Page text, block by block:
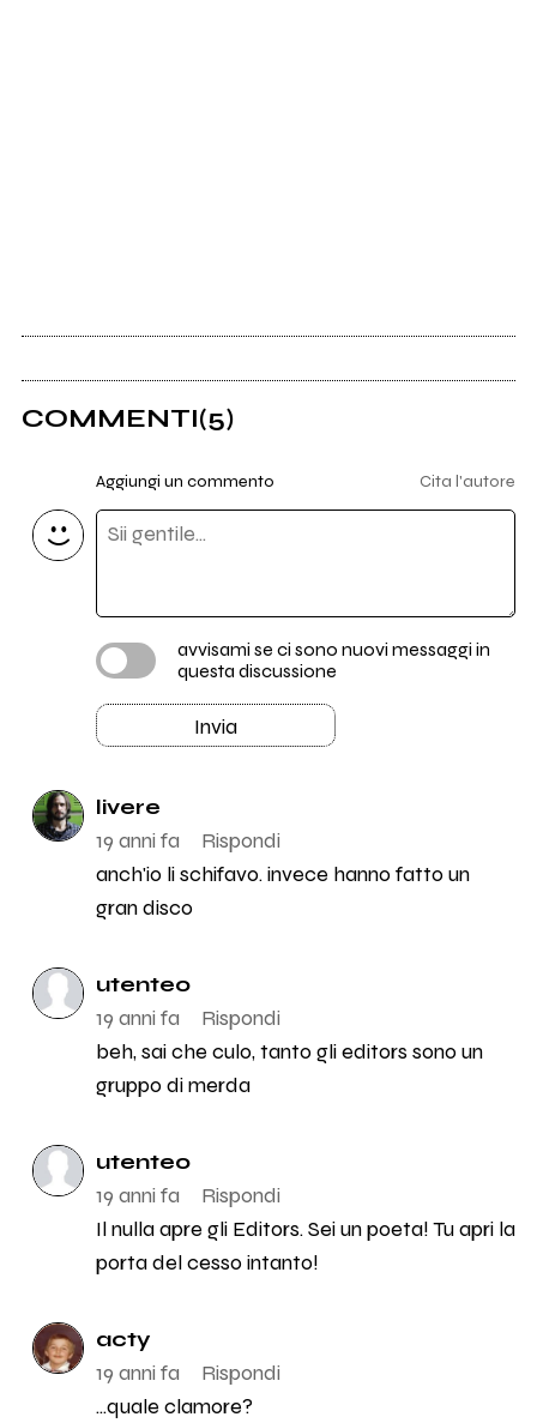
COMMENTI(5)
Aggiungi un commento Cita l'autore
avvisami se ci sono nuovi messaggi in
questa discussione
Invia
livere
19 anni fa
Rispondi
anch'io li schifavo. invece hanno fatto un
gran disco
utente0
19 anni fa
Rispondi
beh, sai che culo, tanto gli editors sono un
gruppo di merda
utente0
19 anni fa
Rispondi
Il nulla apre gli Editors. Sei un poeta! Tu apri la
porta del cesso intanto!
acty
19 anni fa
Rispondi
...quale clamore?